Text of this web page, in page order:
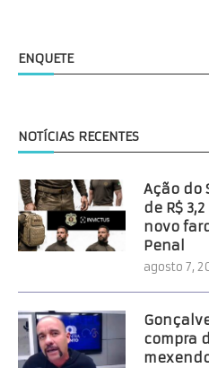
ENQUETE
NOTÍCIAS RECENTES
Ação do
de R$
novo
Penal
agosto 7,
compra